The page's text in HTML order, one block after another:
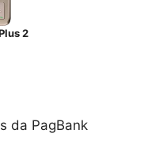
2
da PagBank